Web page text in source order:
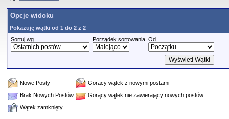
Opcje widoku
Pokazuję wątki od 1 do 2 z 2
Sortuj wg
Porządek sortowania Od
Nowe Posty
Gorący wątek z nowymi postami
Brak Nowych Postów
Gorący wątek nie zawierający nowych postów
Wątek zamknięty